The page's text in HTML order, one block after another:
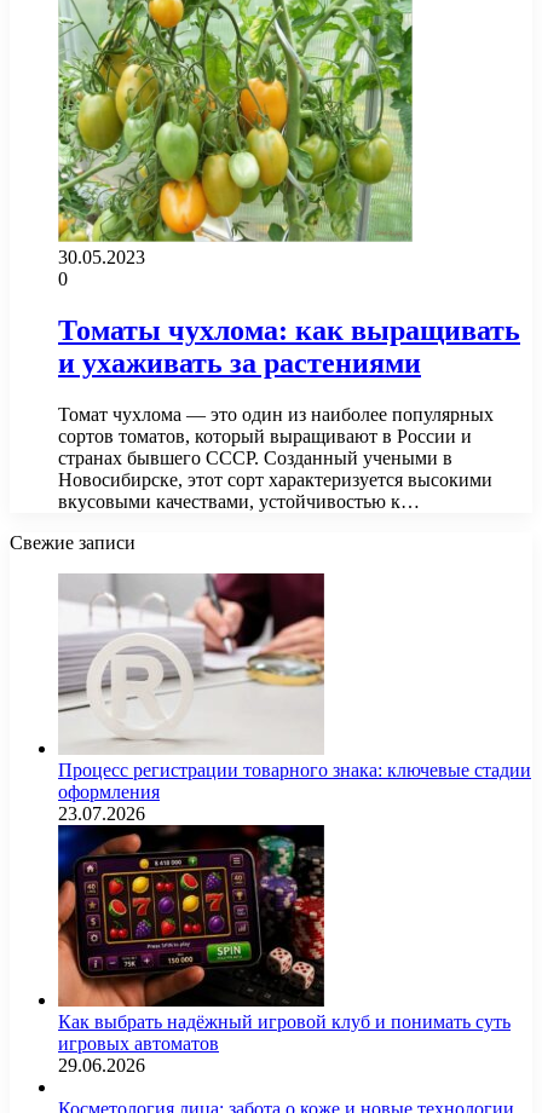
30.05.2023
0
Томаты чухлома: как выращивать
и ухаживать за растениями
Томат чухлома — это один из наиболее популярных
сортов томатов, который выращивают в России и
странах бывшего СССР. Созданный учеными в
Новосибирске, этот сорт характеризуется высокими
вкусовыми качествами, устойчивостью к…
Свежие записи
Процесс регистрации товарного знака: ключевые стадии
оформления
23.07.2026
Как выбрать надёжный игровой клуб и понимать суть
игровых автоматов
29.06.2026
Косметология лица: забота о коже и новые технологии